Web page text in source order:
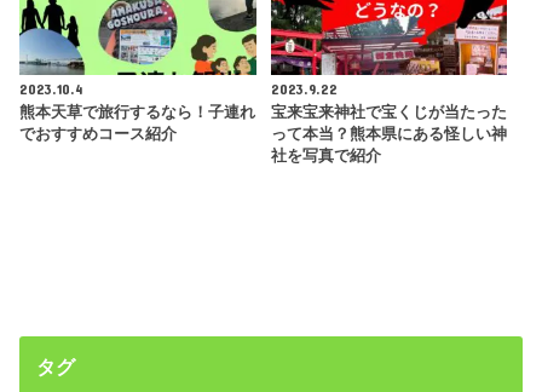
2023.10.4
熊本天草で旅行するなら！子連れ
でおすすめコース紹介
2023.9.22
宝来宝来神社で宝くじが当たった
って本当？熊本県にある怪しい神
社を写真で紹介
タグ